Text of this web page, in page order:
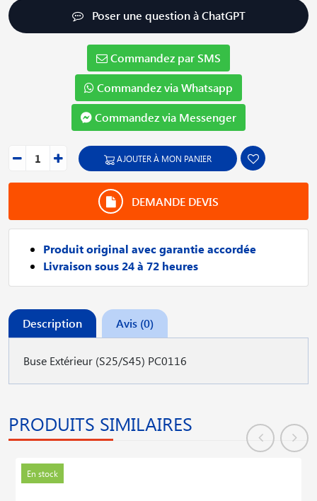
Poser une question à ChatGPT
Commandez par SMS
Commandez via Whatsapp
Commandez via Messenger
AJOUTER À MON PANIER
DEMANDE DEVIS
Produit original avec garantie accordée
Livraison sous 24 à 72 heures
Description Avis (0)
Buse Extérieur (S25/S45) PC0116
PRODUITS SIMILAIRES
En stock